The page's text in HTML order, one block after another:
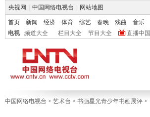
央视网 中国网络电视台 网站地图
首页 新闻 经济 体育 综艺 春晚 戏曲 音乐
电视
频道大全 栏目大全 节目大全 直播中国
中国网络电视台 > 艺术台 > 书画星光青少年书画展评 >